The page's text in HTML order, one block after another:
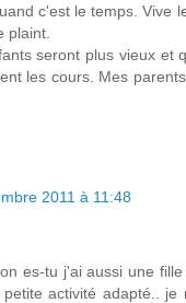
c'est le temps. Vive
plaint.
seront plus vieux et
les cours. Mes
2011 à 11:48
es-tu j'ai aussi une
activité adapté.. je